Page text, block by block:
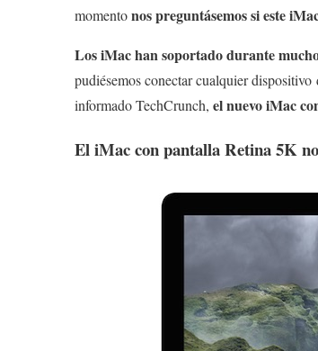
momentonos preguntásemos si este
Los iMac han soportado durante
pudiésemos conectar cualquier
informado TechCrunch, el nuevo iMac
El iMac con pantalla Retina 5K